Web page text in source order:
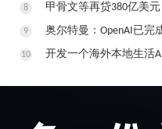
8 甲骨文等再贷380亿美
9 奥尔特曼：OpenAI已完
10 开发一个海外本地生活